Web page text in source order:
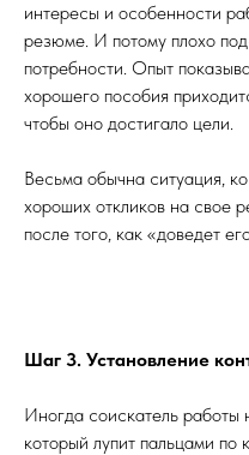
интересы и особенности
резюме. И потому плохо
потребности. Опыт
хорошего пособия
чтобы оно достигало цели.
Весьма обычна ситуация,
хороших откликов на свое
после того, как «доведет
Шаг 3. Установление
Иногда соискатель
который лупит пальцами по